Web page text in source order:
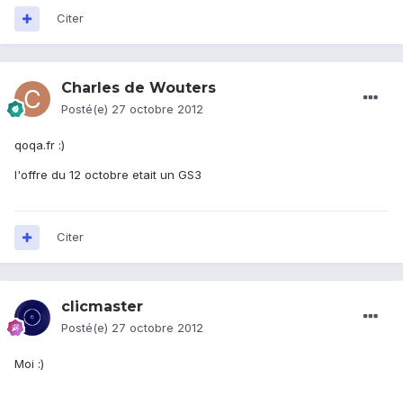
Citer
Charles de Wouters
Posté(e) 27 octobre 2012
qoqa.fr :)
l'offre du 12 octobre etait un GS3
Citer
clicmaster
Posté(e) 27 octobre 2012
Moi :)